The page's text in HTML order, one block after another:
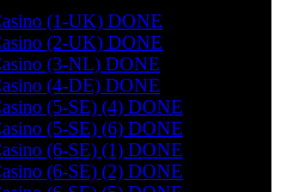
(1-UK) DONE
(2-UK) DONE
(3-NL) DONE
(4-DE) DONE
(5-SE) (4) DONE
(5-SE) (6) DONE
(6-SE) (1) DONE
(6-SE) (2) DONE